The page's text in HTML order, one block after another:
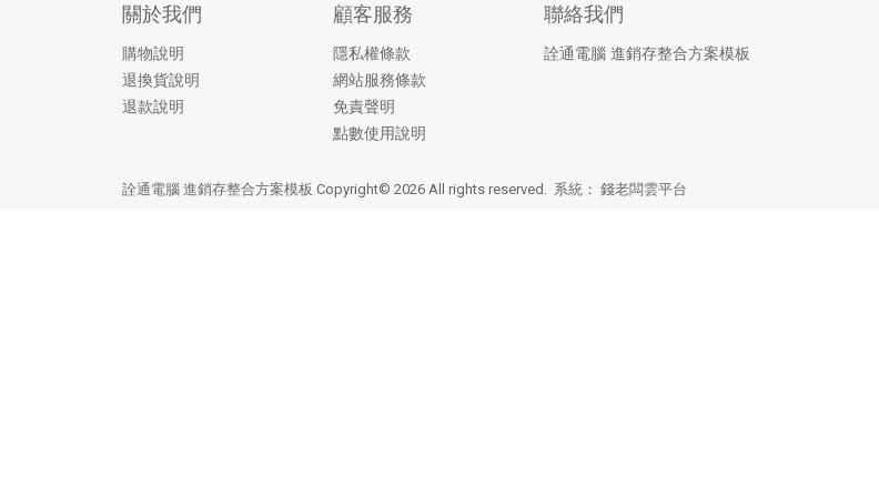
關於我們
購物說明
退換貨說明
退款說明
顧客服務
隱私權條款
網站服務條款
免責聲明
點數使用說明
聯絡我們
詮通電腦 進銷存整合方案模板
詮通電腦 進銷存整合方案模板 Copyright© 2026 All rights reserved. 系統： 錢老闆雲平台